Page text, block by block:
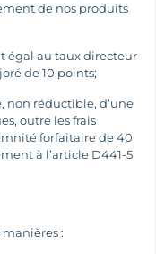
de nos produits
égal au taux directeur
de 10 points;
non réductible, d’une
outre les frais
forfaitaire de 40
à l’article D441-5
: